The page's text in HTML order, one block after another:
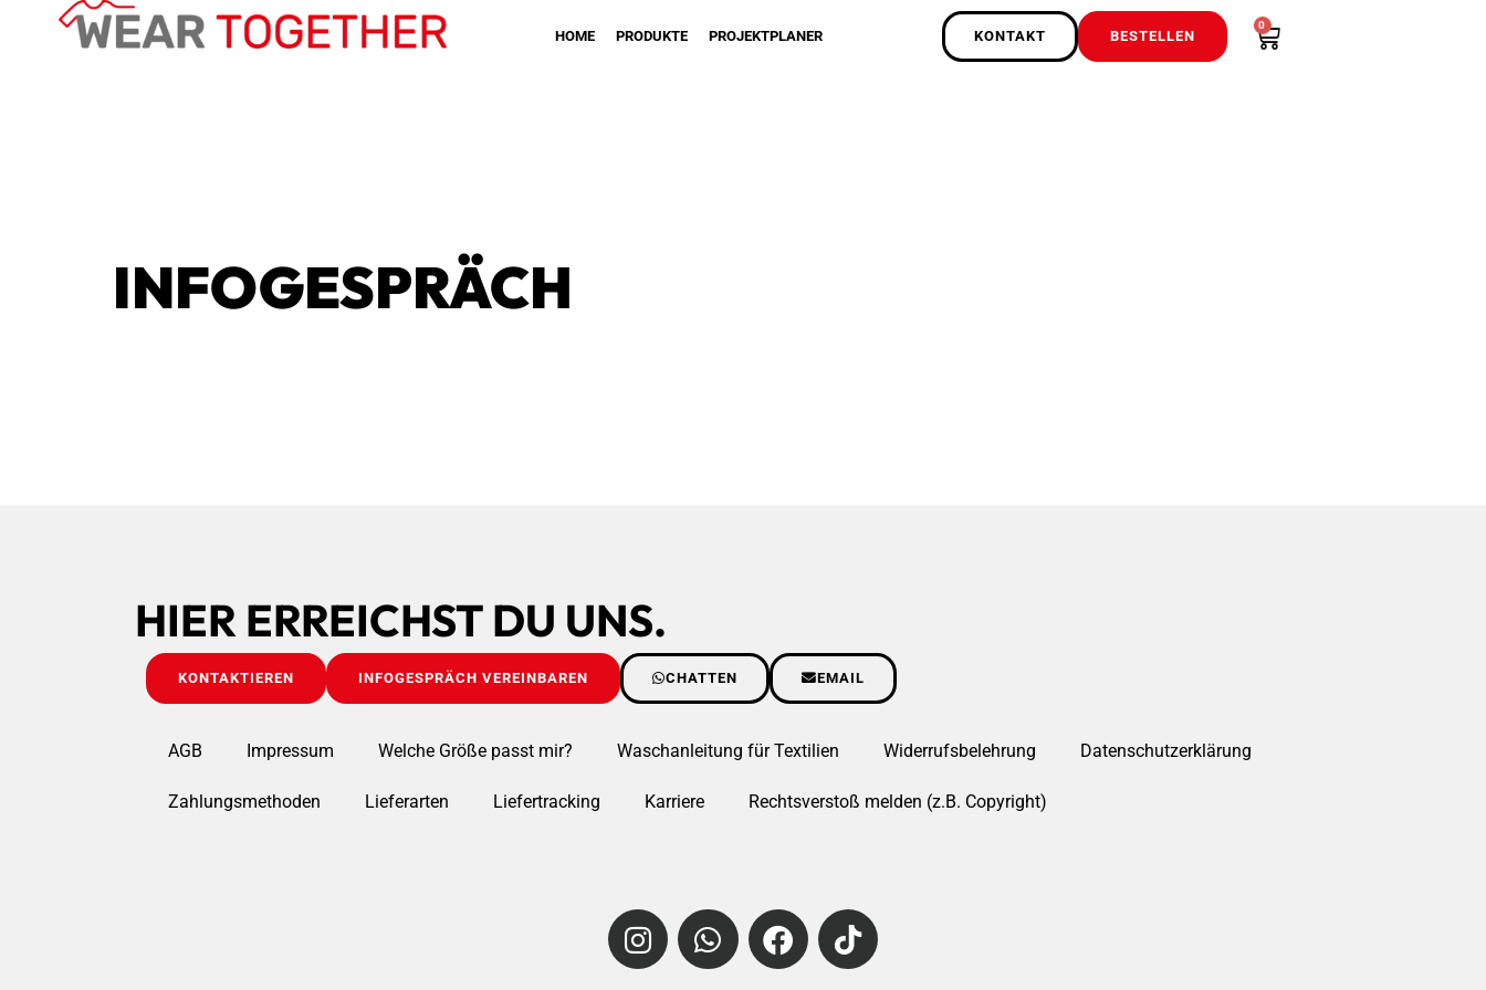
HOME PRODUKTE PROJEKTPLANER KONTAKT BESTELLEN
0
INFOGESPRÄCH
HIER ERREICHST DU UNS.
KONTAKTIEREN INFOGESPRÄCH VEREINBAREN CHATTEN EMAIL
AGB Impressum Welche Größe passt mir? Waschanleitung für Textilien Widerrufsbelehrung Datenschutzerklärung
Zahlungsmethoden Lieferarten Liefertracking Karriere Rechtsverstoß melden (z.B. Copyright)